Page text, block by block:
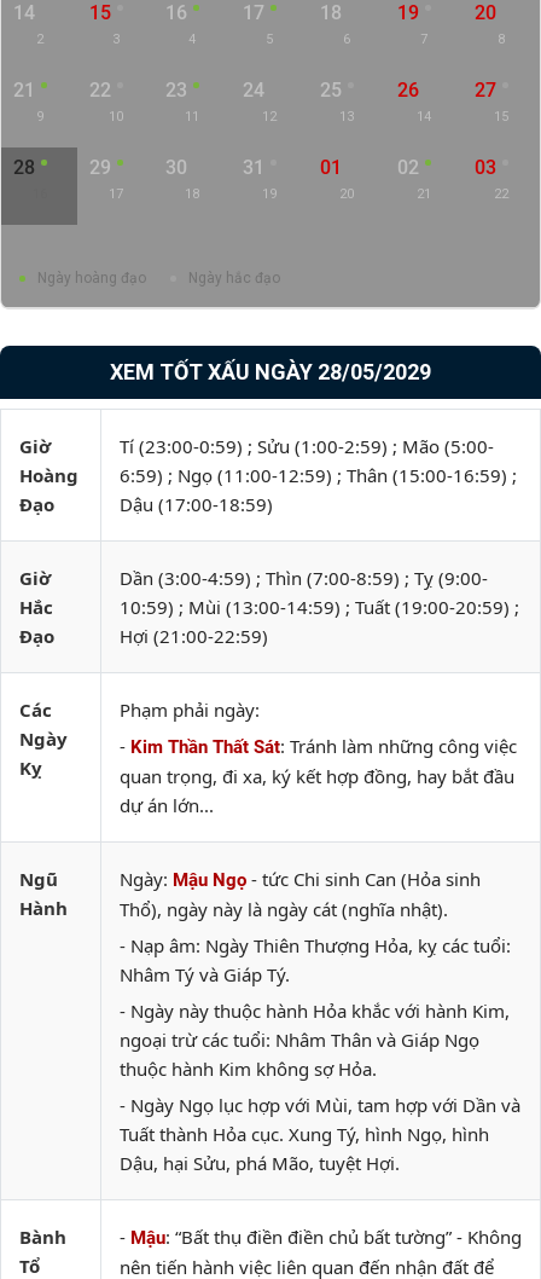
14
2
15
3
16
4
17
5
18
6
19
7
20
8
21
9
22
10
23
11
24
12
25
13
26
14
27
15
28 29
17
30
18
31
19
01
20
02
21
03
22
Ngày hoàng đạo Ngày hắc đạo
XEM TỐT XẤU NGÀY 28/05/2029
Giờ
Hoàng
Đạo
Tí (23:00-0:59) ; Sửu (1:00-2:59) ; Mão (5:00-
6:59) ; Ngọ (11:00-12:59) ; Thân (15:00-16:59) ;
Dậu (17:00-18:59)
Giờ
Hắc
Đạo
Dần (3:00-4:59) ; Thìn (7:00-8:59) ; Tỵ (9:00-
10:59) ; Mùi (13:00-14:59) ; Tuất (19:00-20:59) ;
Hợi (21:00-22:59)
Các
Ngày
Kỵ
Phạm phải ngày:
- Kim Thần Thất Sát: Tránh làm những công việc
quan trọng, đi xa, ký kết hợp đồng, hay bắt đầu
dự án lớn...
Ngũ
Hành
Ngày: Mậu Ngọ - tức Chi sinh Can (Hỏa sinh
Thổ), ngày này là ngày cát (nghĩa nhật).
- Nạp âm: Ngày Thiên Thượng Hỏa, kỵ các tuổi:
Nhâm Tý và Giáp Tý.
- Ngày này thuộc hành Hỏa khắc với hành Kim,
ngoại trừ các tuổi: Nhâm Thân và Giáp Ngọ
thuộc hành Kim không sợ Hỏa.
- Ngày Ngọ lục hợp với Mùi, tam hợp với Dần và
Tuất thành Hỏa cục. Xung Tý, hình Ngọ, hình
Dậu, hại Sửu, phá Mão, tuyệt Hợi.
Bành
Tổ
- Mậu: “Bất thụ điền điền chủ bất tường” - Không
nên tiến hành việc liên quan đến nhận đất để